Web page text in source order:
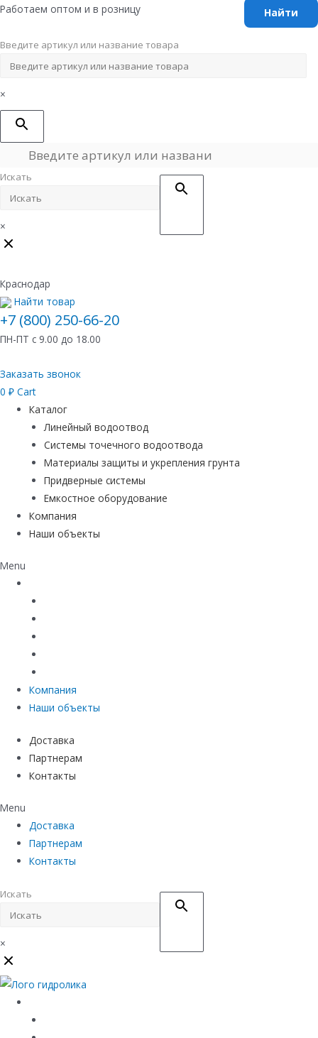
Перейти
содержимому
Работаем оптом и в розницу
Введите артикул или название товара
×
Искать
×
Краснодар
Найти товар
+7 (800) 250-66-20
ПН-ПТ с 9.00 до 18.00
Заказать звонок
0 ₽ Cart
Каталог
Линейный водоотвод
Системы точечного водоотвода
Материалы защиты и укрепления грунта
Придверные системы
Емкостное оборудование
Компания
Наши объекты
Menu
Компания
Наши объекты
Доставка
Партнерам
Контакты
Menu
Доставка
Партнерам
Контакты
Искать
×